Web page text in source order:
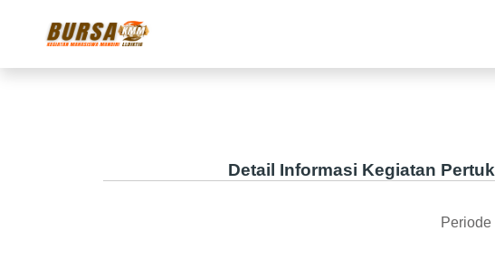
Detail Informasi Kegiatan